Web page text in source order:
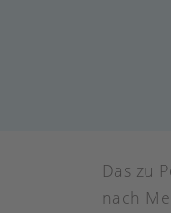
Das zu
nach